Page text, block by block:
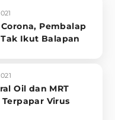
Pembalap
Ikut Balapan
Oil dan MRT
Virus